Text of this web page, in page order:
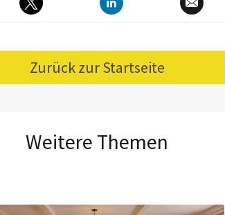
Zurück zur Startseite
Weitere Themen